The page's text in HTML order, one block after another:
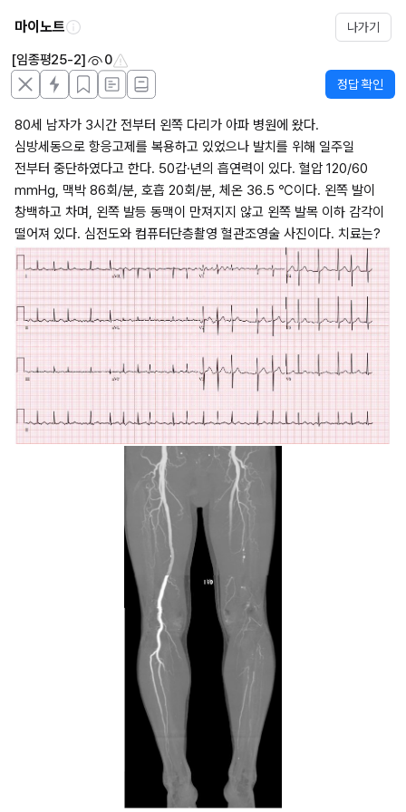
마이노트 나가기
[임종평25-2] 0
정답 확인
80세 남자가 3시간 전부터 왼쪽 다리가 아파 병원에 왔다.
심방세동으로 항응고제를 복용하고 있었으나 발치를 위해 일주일
전부터 중단하였다고 한다. 50갑·년의 흡연력이 있다. 혈압 120/60
mmHg, 맥박 86회/분, 호흡 20회/분, 체온 36.5 ℃이다. 왼쪽 발이
창백하고 차며, 왼쪽 발등 동맥이 만져지지 않고 왼쪽 발목 이하 감각이
떨어져 있다. 심전도와 컴퓨터단층촬영 혈관조영술 사진이다. 치료는?